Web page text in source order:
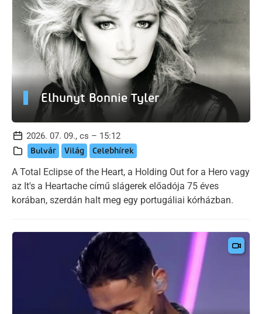
Elhunyt Bonnie Tyler
2026. 07. 09., cs – 15:12
Bulvár Világ Celebhírek
A Total Eclipse of the Heart, a Holding Out for a Hero vagy
az It's a Heartache című slágerek előadója 75 éves
korában, szerdán halt meg egy portugáliai kórházban.